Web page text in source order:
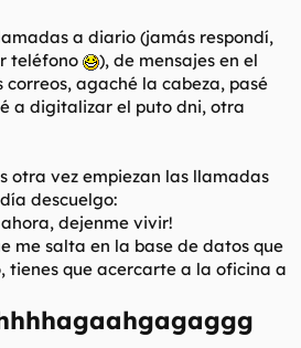
a diario (jamás respondí,
teléfono
), de mensajes en el
correos, agaché la cabeza, pasé
a digitalizar el puto dni, otra
otra vez empiezan las llamadas
descuelgo:
dejenme vivir!
me salta en la base de datos que
tienes que acercarte a la oficina a